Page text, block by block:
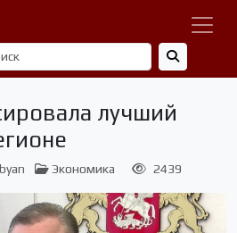
лучший
Экономика 2439